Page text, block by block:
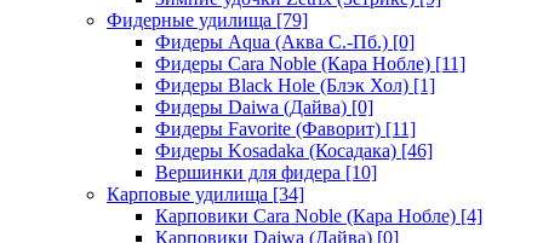
Фидерные удилища [79]
Фидеры Aqua (Аква С.-Пб.) [0]
Фидеры Cara Noble (Кара Нобле) [11]
Фидеры Black Hole (Блэк Хол) [1]
Фидеры Daiwa (Дайва) [0]
Фидеры Favorite (Фаворит) [11]
Фидеры Kosadaka (Косадака) [46]
Вершинки для фидера [10]
Карповые удилища [34]
Карповики Cara Noble (Кара Нобле) [4]
Карповики Daiwa (Дайва) [0]